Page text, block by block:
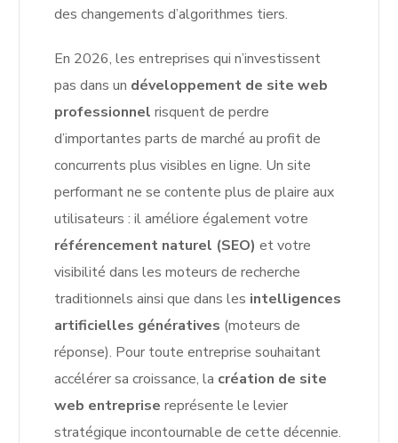
des changements d’algorithmes tiers.
En 2026, les entreprises qui n’investissent
pas dans un développement de site web
professionnel risquent de perdre
d’importantes parts de marché au profit de
concurrents plus visibles en ligne. Un site
performant ne se contente plus de plaire aux
utilisateurs : il améliore également votre
référencement naturel (SEO) et votre
visibilité dans les moteurs de recherche
traditionnels ainsi que dans les intelligences
artificielles génératives (moteurs de
réponse). Pour toute entreprise souhaitant
accélérer sa croissance, la création de site
web entreprise représente le levier
stratégique incontournable de cette décennie.